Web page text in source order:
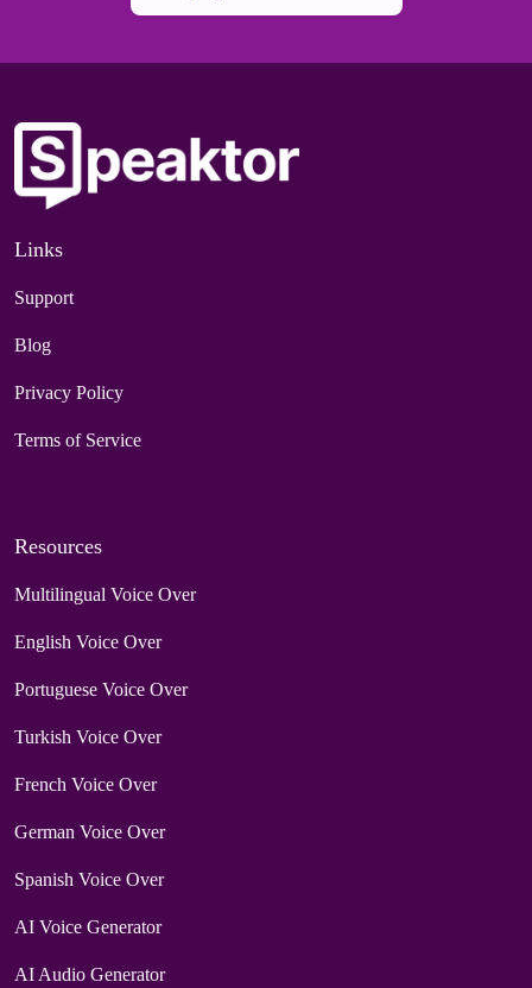
Links
Support
Blog
Privacy Policy
Terms of Service
Resources
Multilingual Voice Over
English Voice Over
Portuguese Voice Over
Turkish Voice Over
French Voice Over
German Voice Over
Spanish Voice Over
AI Voice Generator
AI Audio Generator